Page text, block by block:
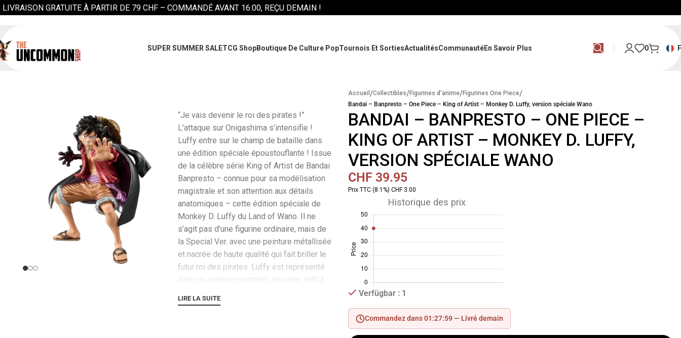
LIVRAISON GRATUITE À PARTIR DE 79 CHF – COMMANDÉ AVANT 16:00, REÇU DEMAIN !
SUPER SUMMER SALETCG ShopBoutique De Culture PopTournois Et SortiesActualitésCommunautéEn Savoir Plus 0
“Je vais devenir le roi des pirates !”
L’attaque sur Onigashima s’intensifie !
Luffy entre sur le champ de bataille dans
une édition spéciale époustouflante ! Issue
de la célèbre série King of Artist de Bandai
Banpresto – connue pour sa modélisation
magistrale et son attention aux détails
anatomiques – cette édition spéciale de
Monkey D. Luffy du Land of Wano. Il ne
s’agit pas d’une figurine ordinaire, mais de
la Special Ver. avec une peinture métallisée
et nacrée de haute qualité qui fait briller le
futur roi des pirates. Luffy est représenté
dans un accroupissement sauvage, prêt à
style Wano (ouvert à gauche pour laisser
LIRE LA SUITE
Accueil /Collectibles/Figurines d'anime/Figurines One Piece/
Bandai – Banpresto – One Piece – King of Artist – Monkey D. Luffy, version spéciale Wano
BANDAI – BANPRESTO – ONE PIECE –
KING OF ARTIST – MONKEY D. LUFFY,
VERSION SPÉCIALE WANO
CHF 39.95
Prix TTC (8.1%) CHF 3.00
Historique des prix
Verfügbar : 1
Commandez dans 01:27:58 — Livré demain